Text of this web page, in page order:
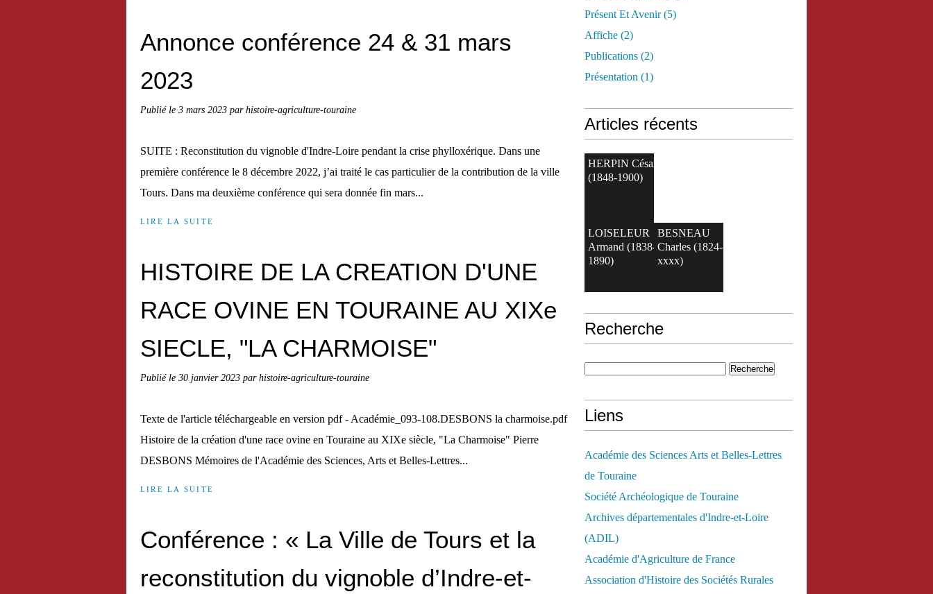
Annonce conférence 24 & 31 mars
2023
Publié le 3 mars 2023 par histoire-agriculture-touraine
SUITE : Reconstitution du vignoble d'Indre-Loire pendant la crise phylloxérique. Dans une
première conférence le 8 décembre 2022, j’ai traité le cas particulier de la contribution de la ville
Tours. Dans ma deuxième conférence qui sera donnée fin mars...
LIRE LA SUITE
HISTOIRE DE LA CREATION D'UNE
RACE OVINE EN TOURAINE AU XIXe
SIECLE, "LA CHARMOISE"
Publié le 30 janvier 2023 par histoire-agriculture-touraine
Texte de l'article téléchargeable en version pdf - Académie_093-108.DESBONS la charmoise.pdf
Histoire de la création d'une race ovine en Touraine au XIXe siècle, "La Charmoise" Pierre
DESBONS Mémoires de l'Académie des Sciences, Arts et Belles-Lettres...
LIRE LA SUITE
Conférence : « La Ville de Tours et la
reconstitution du vignoble d’Indre-et-
Présent Et Avenir(5)
Affiche (2)
Publications (2)
Présentation (1)
Articles récents
HERPIN César
(1848-1900)
LOISELEUR
Armand (1838-
1890)
BESNEAU
Charles (1824-
xxxx)
Recherche
Liens
Académie des Sciences Arts et Belles-Lettres
de Touraine
Société Archéologique de Touraine
Archives départementales d'Indre-et-Loire
(ADIL)
Académie d'Agriculture de France
Association d'Histoire des Sociétés Rurales